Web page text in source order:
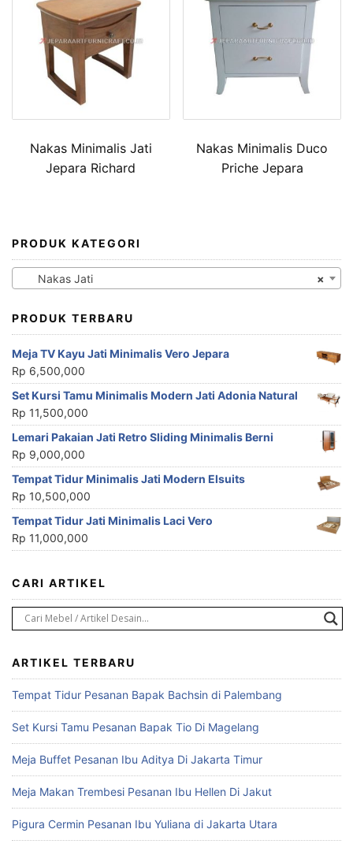
Nakas Minimalis Jati
Jepara Richard
Nakas Minimalis Duco
Priche Jepara
PRODUK KATEGORI
×
Nakas Jati
PRODUK TERBARU
Meja TV Kayu Jati Minimalis Vero Jepara
Rp 6,500,000
Set Kursi Tamu Minimalis Modern Jati Adonia Natural
Rp 11,500,000
Lemari Pakaian Jati Retro Sliding Minimalis Berni
Rp 9,000,000
Tempat Tidur Minimalis Jati Modern Elsuits
Rp 10,500,000
Tempat Tidur Jati Minimalis Laci Vero
Rp 11,000,000
CARI ARTIKEL
ARTIKEL TERBARU
Tempat Tidur Pesanan Bapak Bachsin di Palembang
Set Kursi Tamu Pesanan Bapak Tio Di Magelang
Meja Buffet Pesanan Ibu Aditya Di Jakarta Timur
Meja Makan Trembesi Pesanan Ibu Hellen Di Jakut
Pigura Cermin Pesanan Ibu Yuliana di Jakarta Utara